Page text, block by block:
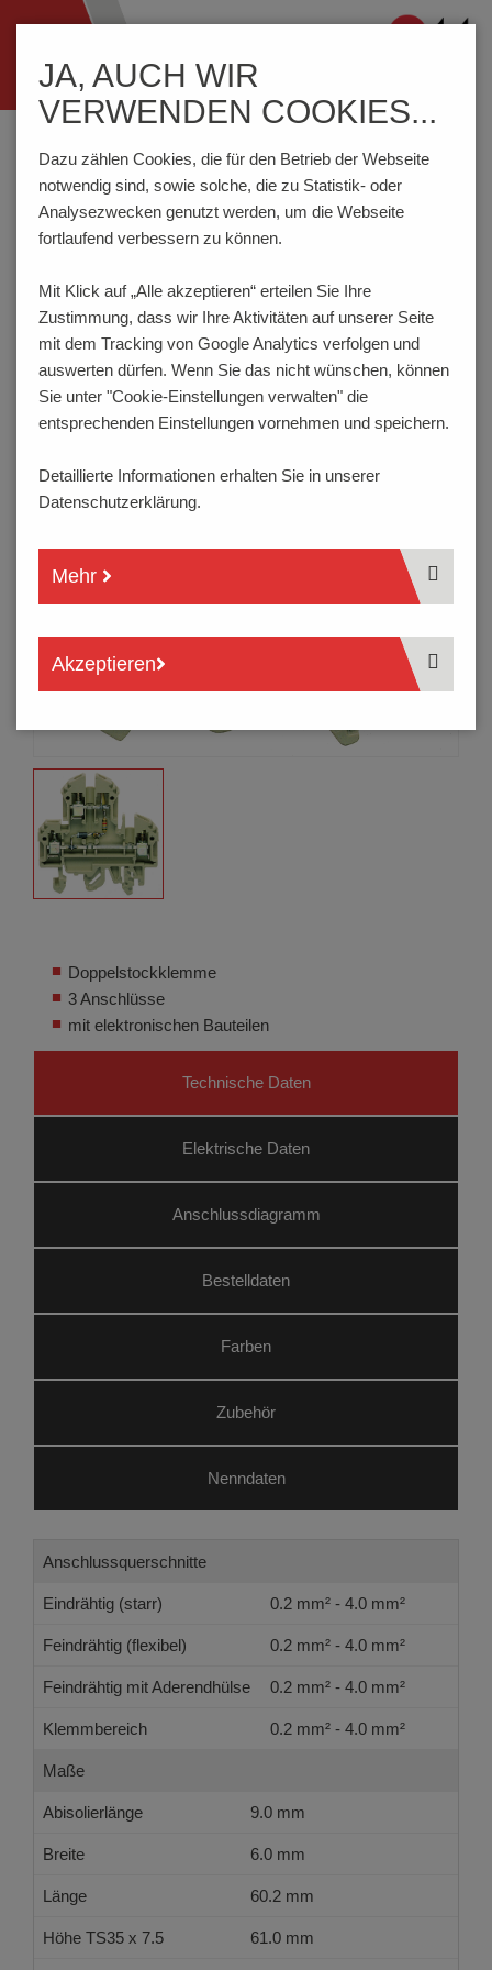
ein-/ausblenden
Home Komponenten
Reihenklemmen
SRD4-EL=LED5(RD)230VAC
SRD4-
EL=LED5(RD)230VAC
Doppelstockklemme
3 Anschlüsse
mit elektronischen Bauteilen
Technische Daten
Elektrische Daten
Anschluss­diagramm
Bestelldaten
Farben
Zubehör
Nenndaten
Anschlussquerschnitte
Eindrähtig (starr) 0.2 mm² - 4.0 mm²
Feindrähtig (flexibel) 0.2 mm² - 4.0 mm²
Feindrähtig mit Aderendhülse 0.2 mm² - 4.0 mm²
Klemmbereich 0.2 mm² - 4.0 mm²
Maße
Abisolierlänge 9.0 mm
Breite 6.0 mm
Länge 60.2 mm
Höhe TS35 x 7.5 61.0 mm
JA, AUCH WIR
VERWENDEN COOKIES...
Dazu zählen Cookies, die für den Betrieb der Webseite
notwendig sind, sowie solche, die zu Statistik- oder
Analysezwecken genutzt werden, um die Webseite
fortlaufend verbessern zu können.
Mit Klick auf „Alle akzeptieren“ erteilen Sie Ihre
Zustimmung, dass wir Ihre Aktivitäten auf unserer Seite
mit dem Tracking von Google Analytics verfolgen und
auswerten dürfen. Wenn Sie das nicht wünschen, können
Sie unter "Cookie-Einstellungen verwalten" die
entsprechenden Einstellungen vornehmen und speichern.
Detaillierte Informationen erhalten Sie in unserer
Datenschutzerklärung.
Mehr
Akzeptieren